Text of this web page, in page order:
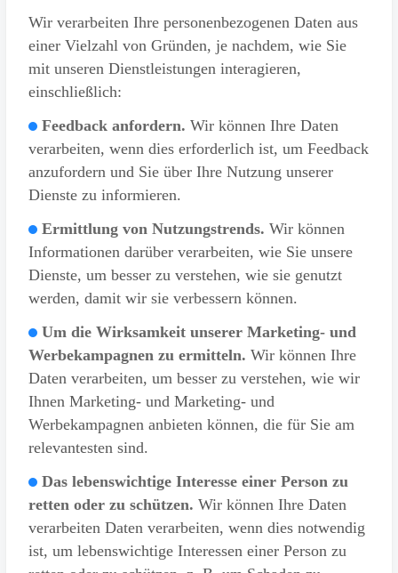
Wir verarbeiten Ihre personenbezogenen Daten aus
einer Vielzahl von Gründen, je nachdem, wie Sie
mit unseren Dienstleistungen interagieren,
einschließlich:
Feedback anfordern. Wir können Ihre Daten
verarbeiten, wenn dies erforderlich ist, um Feedback
anzufordern und Sie über Ihre Nutzung unserer
Dienste zu informieren.
Ermittlung von Nutzungstrends. Wir können
Informationen darüber verarbeiten, wie Sie unsere
Dienste, um besser zu verstehen, wie sie genutzt
werden, damit wir sie verbessern können.
Um die Wirksamkeit unserer Marketing- und
Werbekampagnen zu ermitteln. Wir können Ihre
Daten verarbeiten, um besser zu verstehen, wie wir
Ihnen Marketing- und Marketing- und
Werbekampagnen anbieten können, die für Sie am
relevantesten sind.
Das lebenswichtige Interesse einer Person zu
retten oder zu schützen. Wir können Ihre Daten
verarbeiten Daten verarbeiten, wenn dies notwendig
ist, um lebenswichtige Interessen einer Person zu